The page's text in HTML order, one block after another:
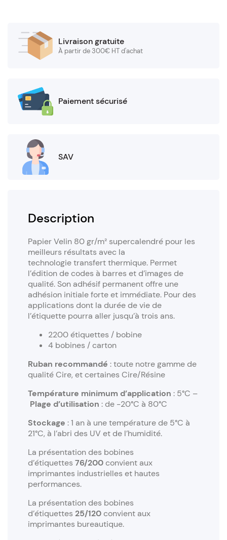
Livraison gratuite
À partir de 300€ HT d'achat
Paiement sécurisé
SAV
Description
Papier Velin 80 gr/m² supercalendré pour les
meilleurs résultats avec la
technologie transfert thermique. Permet
l’édition de codes à barres et d’images de
qualité. Son adhésif permanent offre une
adhésion initiale forte et immédiate. Pour des
applications dont la durée de vie de
l’étiquette pourra aller jusqu’à trois ans.
2200 étiquettes / bobine
4 bobines / carton
Ruban recommandé : toute notre gamme de
qualité Cire, et certaines Cire/Résine
Température minimum d’application : 5°C –
Plage d’utilisation : de -20°C à 80°C
Stockage : 1 an à une température de 5°C à
21°C, à l’abri des UV et de l’humidité.
La présentation des bobines
d’étiquettes 76/200convient aux
imprimantes industrielles et hautes
performances.
La présentation des bobines
d’étiquettes 25/120convient aux
imprimantes bureautique.